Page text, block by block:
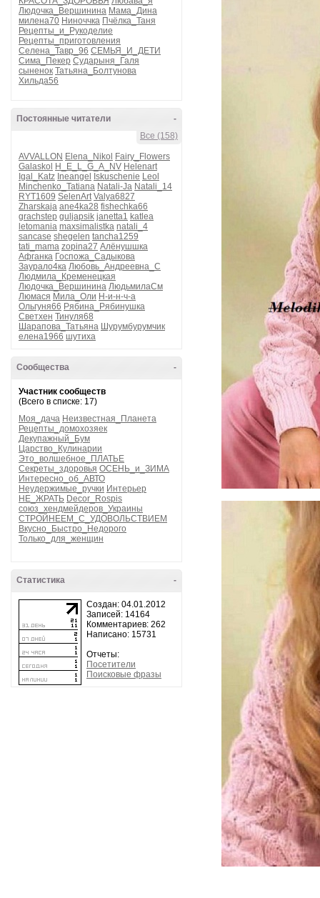
Людочка_Вершинина Мама_Дина
милена70 Ниноччка Пчёлка_Таня
Рецепты_и_Рукоделие
Рецепты_приготовления
Селена_Тавр_96 СЕМЬЯ_И_ДЕТИ
Сима_Пекер Сударыня_Галя
сыненок Татьяна_Болтунова
Хильда56
-
Постоянные читатели
Все (158)
AVVALLON Elena_Nikol
Fairy_Flowers
Galaskol
H_E_L_G_A_NV Helenart
Igal_Katz Ineangel Iskuschenie Leol
Minchenko_Tatiana Natali-Ja Natali_14
RYT1609 SelenArt Valya6827
Zharskaja ane4ka28 fishechka66
grachstep guljapsik janetta1 katlea
letomania maxsimalistka natali_4
sancase shegelen tancha1259
tati_mama zopina27 Алёнушшка
Афганка Госпожа_Садыкова
Заурало4ка Любовь_Андреевна_С
Людмила_Кременецкая
Людочка_Вершинина ЛюдьмилаСм
Люмася Мила_Оли Н-и-н-ч-а
Ольгуня66 Рябина_Рябинушка
Светхен Тинуля68
Шарапова_Татьяна Шурумбурумчик
елена1966 шутиха
-
Сообщества
Участник сообществ
(Всего в списке: 17)
Моя_дача Неизвестная_Планета
Рецепты_домохозяек
Декупажный_Бум
Царство_Кулинарии
Это_волшебное_ПЛАТЬЕ
Секреты_здоровья ОСЕНЬ_и_ЗИМА
Интересно_об_АВТО
Неудержимые_ручки Интерьер
НЕ_ЖРАТЬ Decor_Rospis
союз_хендмейдеров_Украины
СТРОЙНЕЕМ_С_УДОВОЛЬСТВИЕМ
Вкусно_Быстро_Недорого
Только_для_женщин
-
Статистика
Создан: 04.01.2012
Записей: 14164
Комментариев: 262
Написано: 15731
Отчеты:
Посетители
Поисковые фразы